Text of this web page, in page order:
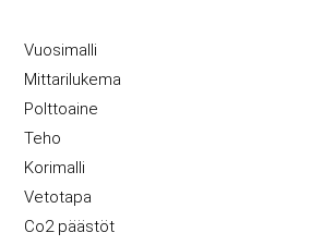
Vuosimalli
Mittarilukema
Polttoaine
Teho
Korimalli
Vetotapa
Co2 päästöt